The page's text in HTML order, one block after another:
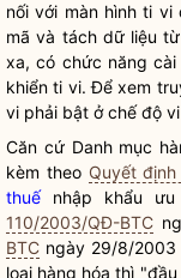
nối với màn hình ti vi
mã và tách dữ liệu
xa, có chức năng
khiển ti vi. Để xem
vi phải bật ở chế độ
Căn cứ Danh mục
kèm theo Quyết
thuếnhập khẩu ưu
110/2003/QĐ-BTC
BTC ngày 29/8/2003
loại hàng hóa thì